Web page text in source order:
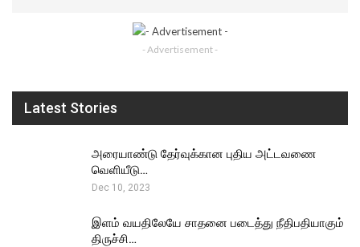
- Advertisement -
Latest Stories
அரையாண்டு தேர்வுக்கான புதிய அட்டவணை
வெளியீடு…
Dec 10, 2023
இளம் வயதிலேயே சாதனை படைத்து நீதிபதியாகும்
திருச்சி…